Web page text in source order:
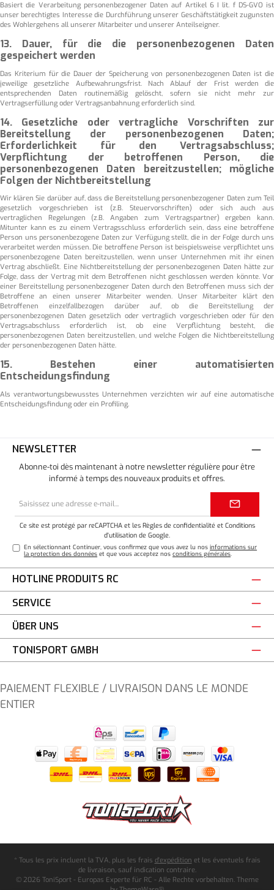
Basiert die Verarbeitung personenbezogener Daten auf Artikel 6 I lit. f DS-GVO ist
unser berechtigtes Interesse die Durchführung unserer Geschäftstätigkeit zugunsten
des Wohlergehens all unserer Mitarbeiter und unserer Anteilseigner.
13. Dauer, für die die personenbezogenen Daten
gespeichert werden
Das Kriterium für die Dauer der Speicherung von personenbezogenen Daten ist die
jeweilige gesetzliche Aufbewahrungsfrist. Nach Ablauf der Frist werden die
entsprechenden Daten routinemäßig gelöscht, sofern sie nicht mehr zur
Vertragserfüllung oder Vertragsanbahnung erforderlich sind.
14. Gesetzliche oder vertragliche Vorschriften zur
Bereitstellung der personenbezogenen Daten;
Erforderlichkeit für den Vertragsabschluss;
Verpflichtung der betroffenen Person, die
personenbezogenen Daten bereitzustellen; mögliche
Folgen der Nichtbereitstellung
Wir klären Sie darüber auf, dass die Bereitstellung personenbezogener Daten zum Teil
gesetzlich vorgeschrieben ist (z.B. Steuervorschriften) oder sich auch aus
vertraglichen Regelungen (z.B. Angaben zum Vertragspartner) ergeben kann.
Mitunter kann es zu einem Vertragsschluss erforderlich sein, dass eine betroffene
Person uns personenbezogene Daten zur Verfügung stellt, die in der Folge durch uns
verarbeitet werden müssen. Die betroffene Person ist beispielsweise verpflichtet uns
personenbezogene Daten bereitzustellen, wenn unser Unternehmen mit ihr einen
Vertrag abschließt. Eine Nichtbereitstellung der personenbezogenen Daten hätte zur
Folge, dass der Vertrag mit dem Betroffenen nicht geschlossen werden könnte. Vor
einer Bereitstellung personenbezogener Daten durch den Betroffenen muss sich der
Betroffene an einen unserer Mitarbeiter wenden. Unser Mitarbeiter klärt den
Betroffenen einzelfallbezogen darüber auf, ob die Bereitstellung der
personenbezogenen Daten gesetzlich oder vertraglich vorgeschrieben oder für den
Vertragsabschluss erforderlich ist, ob eine Verpflichtung besteht, die
personenbezogenen Daten bereitzustellen, und welche Folgen die Nichtbereitstellung
der personenbezogenen Daten hätte.
15. Bestehen einer automatisierten
Entscheidungsfindung
Als verantwortungsbewusstes Unternehmen verzichten wir auf eine automatische
Entscheidungsfindung oder ein Profiling.
NEWSLETTER
Abonne-toi dès maintenant à notre newsletter régulière pour être
informé à temps des nouveaux produits et offres.
e-
Ce site est protégé par reCAPTCHA et les Règles de confidentialité et Conditions
d'utilisation de Google.
En sélectionnant Continuer, vous confirmez que vous avez lu nosinformations sur
la protection des données et que vous acceptez nosconditions générales.
HOTLINE PRODUITS RC
SERVICE
ÜBER UNS
TONISPORT GMBH
PAIEMENT FLEXIBLE / LIVRAISON DANS LE MONDE
ENTIER
* Tous les prix incluent la TVA, plus les frais d'expédition et les éventuels frais
de livraison, sauf indication contraire.
© 2026 ToniSport - Europas Experte für RC - Alle Rechte vorbehalten. Theme